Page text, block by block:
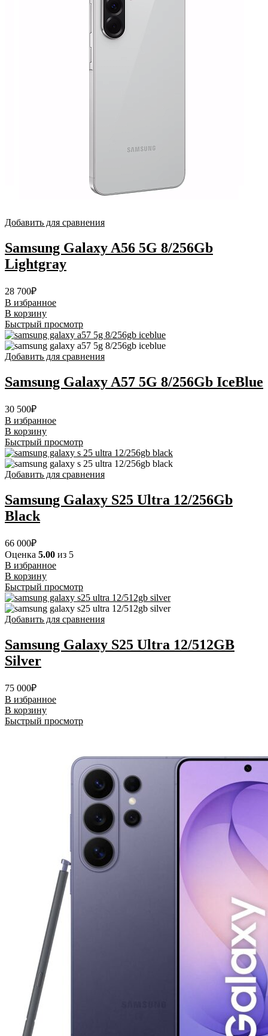
Добавить для сравнения
Samsung Galaxy A56 5G 8/256Gb
Lightgray
28 700₽
В избранное
В корзину
Быстрый просмотр
Добавить для сравнения
Samsung Galaxy A57 5G 8/256Gb IceBlue
30 500₽
В избранное
В корзину
Быстрый просмотр
Добавить для сравнения
Samsung Galaxy S25 Ultra 12/256Gb
Black
66 000₽
Оценка 5.00 из 5
В избранное
В корзину
Быстрый просмотр
Добавить для сравнения
Samsung Galaxy S25 Ultra 12/512GB
Silver
75 000₽
В избранное
В корзину
Быстрый просмотр